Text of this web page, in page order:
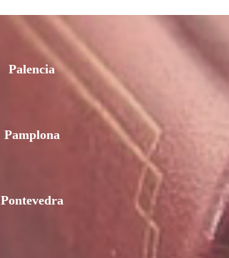
Palencia
Pamplona
Pontevedra